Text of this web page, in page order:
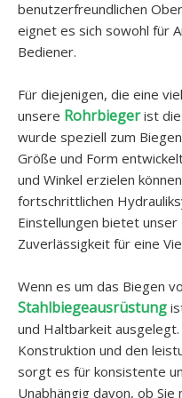
benutzerfreundlichen
eignet es sich sowohl für
Bediener.
Für diejenigen, die eine
unsere Rohrbiegerist die
wurde speziell zum
Größe und Form
und Winkel erzielen
fortschrittlichen
Einstellungen bietet
Zuverlässigkeit für eine
Wenn es um das Biegen
Stahlbiegeausrüstung
und Haltbarkeit
Konstruktion und den
sorgt es für konsistente
Unabhängig davon, ob